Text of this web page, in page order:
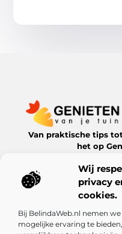
Wij
privacy
cookies.
Bij BelindaWeb.nl nemen
mogelijke ervaring te
Van praktische tips
het op
Bericht categorie